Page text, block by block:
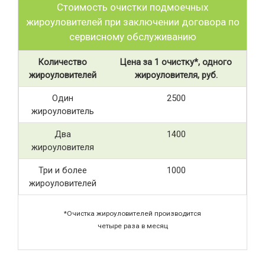
Стоимость очистки подмоечных
жироуловителей при заключении договора по
сервисному обслуживанию
Количество
жироуловителей
Цена за 1 очистку*, одного
жироуловителя, руб.
Один
жироуловитель
2500
Два
жироуловителя
1400
Три и более
жироуловителей
1000
*Очистка жироуловителей производится
четыре раза в месяц